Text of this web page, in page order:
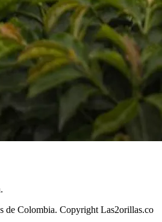
de Colombia. Copyright Las2orillas.co